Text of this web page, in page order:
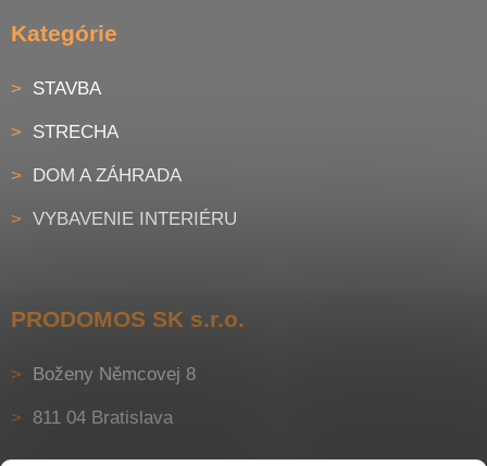
Kategórie
STAVBA
STRECHA
DOM A ZÁHRADA
VYBAVENIE INTERIÉRU
PRODOMOS SK s.r.o.
Boženy Němcovej 8
811 04 Bratislava